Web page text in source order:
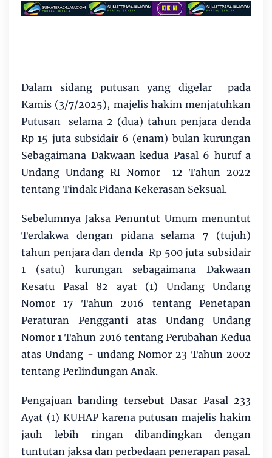
Dalam sidang putusan yang digelar pada
Kamis (3/7/2025), majelis hakim menjatuhkan
Putusan selama 2 (dua) tahun penjara denda
Rp 15 juta subsidair 6 (enam) bulan kurungan
Sebagaimana Dakwaan kedua Pasal 6 huruf a
Undang Undang RI Nomor 12 Tahun 2022
tentang Tindak Pidana Kekerasan Seksual.
Sebelumnya Jaksa Penuntut Umum menuntut
Terdakwa dengan pidana selama 7 (tujuh)
tahun penjara dan denda Rp 500 juta subsidair
1 (satu) kurungan sebagaimana Dakwaan
Kesatu Pasal 82 ayat (1) Undang Undang
Nomor 17 Tahun 2016 tentang Penetapan
Peraturan Pengganti atas Undang Undang
Nomor 1 Tahun 2016 tentang Perubahan Kedua
atas Undang - undang Nomor 23 Tahun 2002
tentang Perlindungan Anak.
Pengajuan banding tersebut Dasar Pasal 233
Ayat (1) KUHAP karena putusan majelis hakim
jauh lebih ringan dibandingkan dengan
tuntutan jaksa dan perbedaan penerapan pasal.